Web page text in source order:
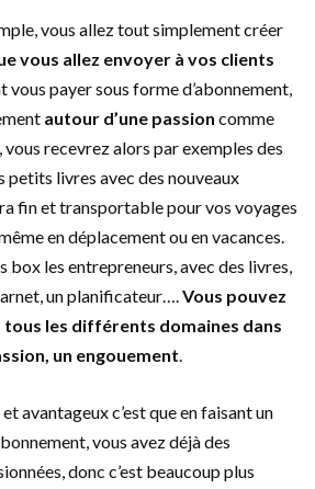
vous allez tout simplement créer
vous allez envoyer à vos clients
vous payer sous forme d’abonnement,
autour d’une passion comme
recevrez alors par exemples des
petits livres avec des nouveaux
fin et transportable pour vos voyages
en déplacement ou en vacances.
box les entrepreneurs, avec des livres,
un planificateur….Vous pouvez
tous les différents domaines dans
un engouement.
avantageux c’est que en faisant un
vous avez déjà des
donc c’est beaucoup plus